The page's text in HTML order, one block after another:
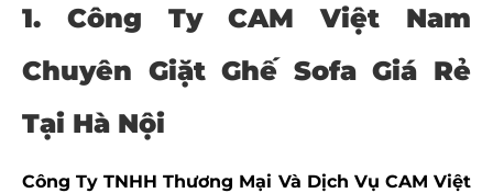
1. Công Ty CAM Việt Nam
Chuyên Giặt Ghế Sofa Giá Rẻ
Tại Hà Nội
Công Ty TNHH Thương Mại Và Dịch Vụ CAM Việt